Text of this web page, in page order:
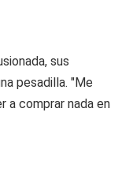
sus
pesadilla. "Me
a comprar nada en